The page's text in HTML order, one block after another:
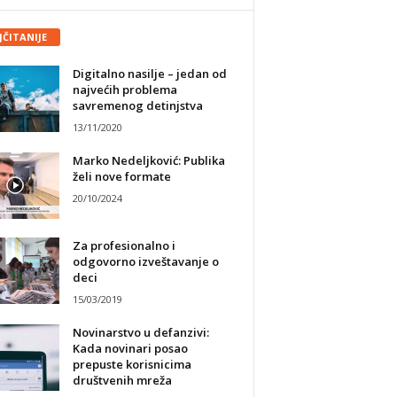
Digitalno nasilje – jedan od
najvećih problema
savremenog detinjstva
13/11/2020
Marko Nedeljković: Publika
želi nove formate
20/10/2024
Za profesionalno i
odgovorno izveštavanje o
deci
15/03/2019
Novinarstvo u defanzivi:
Kada novinari posao
prepuste korisnicima
društvenih mreža